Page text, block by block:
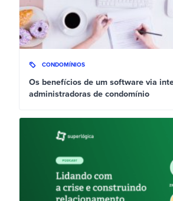
CONDOMÍNIOS
Os benefícios de um software via
administradoras de condomínio